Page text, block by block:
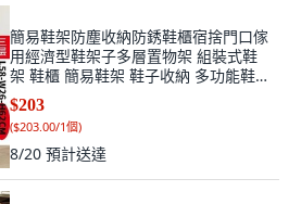
簡易鞋架防塵收納防銹鞋櫃宿捨門口傢
用經濟型鞋架子多層置物架 組裝式鞋
架 鞋櫃 簡易鞋架 鞋子收納 多功能鞋,
3層 純黑色 大號 , 每層4根防銹噴塑鋼
管, 1個
$203
($203.00/1個)
8/20 預計送達